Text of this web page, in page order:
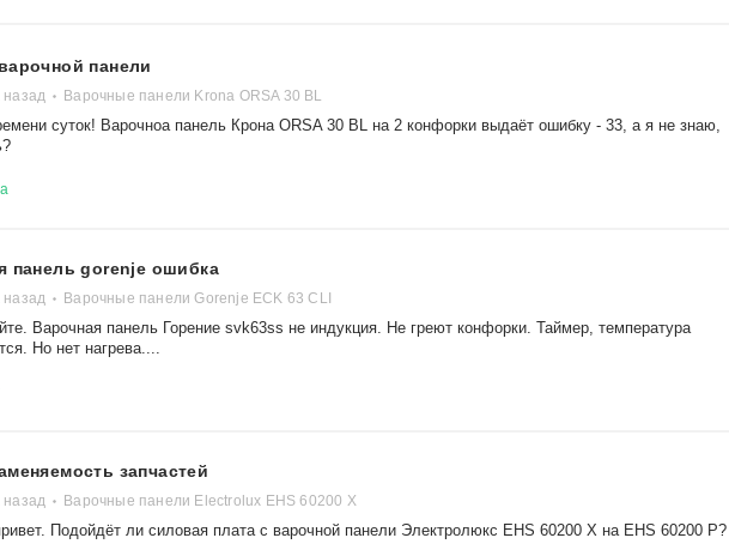
панели
назад Варочные панели Krona ORSA 30 BL
суток! Варочноа панель Крона ORSA 30 BL на 2 конфорки выдаёт ошибку - 33, а я не знаю,
панель gorenje ошибка
назад Варочные панели Gorenje ECK 63 CLI
Варочная панель Горение svk63ss не индукция. Не греют конфорки. Таймер, температура
Но нет нагрева....
запчастей
назад Варочные панели Electrolux EHS 60200 X
Подойдёт ли силовая плата с варочной панели Электролюкс EHS 60200 X на EHS 60200 P?